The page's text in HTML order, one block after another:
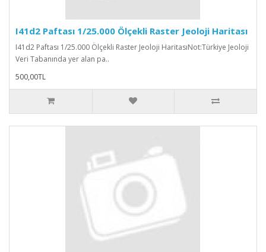
I41d2 Paftası 1/25.000 Ölçekli Raster Jeoloji Haritası
I41d2 Paftası 1/25.000 Ölçekli Raster Jeoloji HaritasıNot:Türkiye Jeoloji
Veri Tabanında yer alan pa..
500,00TL